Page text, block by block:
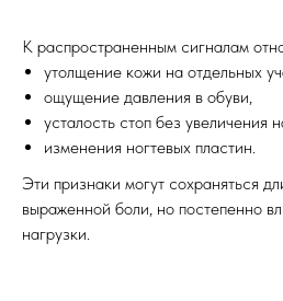
К распространенным сигналам
утолщение кожи на отдельных
ощущение давления в обуви,
усталость стоп без увеличения
изменения ногтевых пластин.
Эти признаки могут сохраняться
выраженной боли, но постепенно
нагрузки.